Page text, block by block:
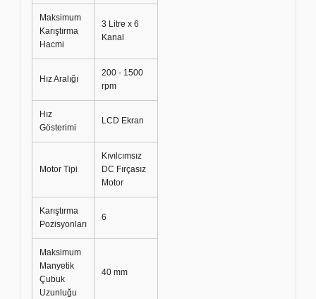
Maksimum
Karıştırma
Hacmi
3 Litre x 6
Kanal
Hız Aralığı
200 - 1500
rpm
Hız
Gösterimi
LCD Ekran
Motor Tipi
Kıvılcımsız
DC Fırçasız
Motor
Karıştırma
Pozisyonları
6
Maksimum
Manyetik
Çubuk
Uzunluğu
40 mm